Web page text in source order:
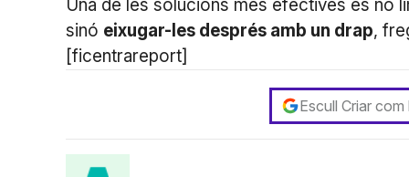
Una de les solucions més efectives és no
sinó eixugar-les després amb un drap,
[ficentrareport]
Escull Criar